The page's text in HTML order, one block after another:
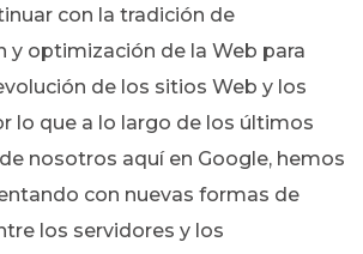
con la tradición de
y optimización de la Web para
de los sitios Web y los
lo que a lo largo de los últimos
nosotros aquí en Google, hemos
con nuevas formas de
los servidores y los